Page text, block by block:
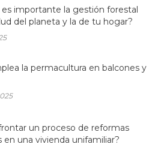
es importante la gestión forestal
del planeta y la de tu hogar?
la permacultura en balcones y
un proceso de reformas
en una vivienda unifamiliar?